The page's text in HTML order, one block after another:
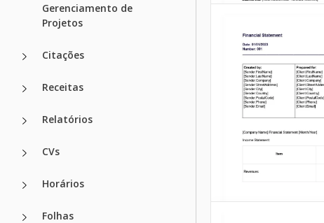
Gerenciamento de
Projetos
Citações
Receitas
Relatórios
CVs
Horários
Folhas
faturamento